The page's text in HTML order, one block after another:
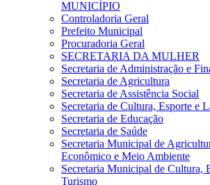
MUNICÍPIO
Controladoria Geral
Prefeito Municipal
Procuradoria Geral
SECRETARIA DA MULHER
Secretaria de Administração e
Secretaria de Agricultura
Secretaria de Assistência Social
Secretaria de Cultura, Esporte e
Secretaria de Educação
Secretaria de Saúde
Secretaria Municipal de
Econômico e Meio Ambiente
Secretaria Municipal de Cultura,
Turismo